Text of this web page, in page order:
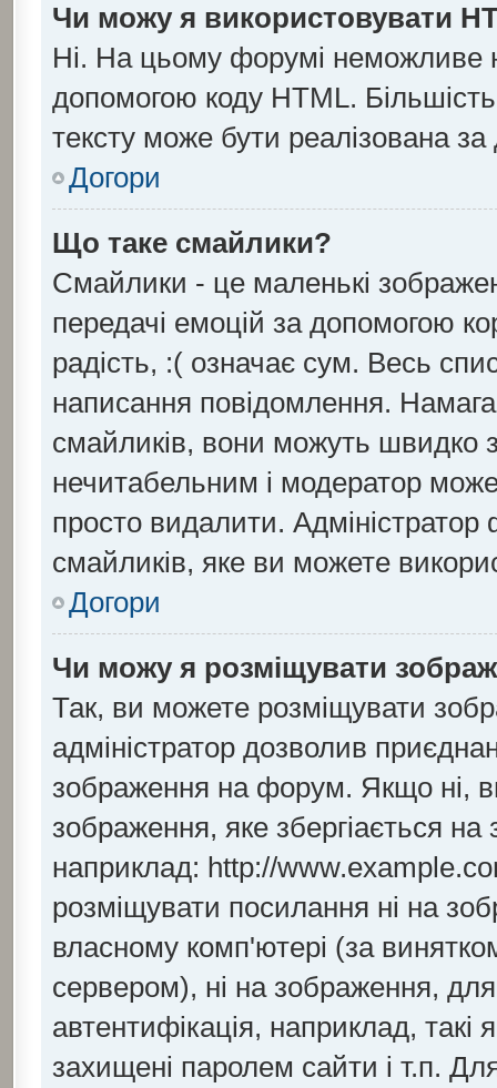
Чи можу я використовувати
Ні. На цьому форумі неможливе
допомогою коду HTML.
тексту може бути реалізована
Догори
Що таке смайлики?
Смайлики - це маленькі
передачі емоцій за допомогою
радість, :( означає сум. Весь
написання повідомлення.
смайликів, вони можуть швидко
нечитабельним і модератор
просто видалити.
смайликів, яке ви можете
Догори
Чи можу я розміщувати
Так, ви можете розміщувати
адміністратор дозволив
зображення на форум. Якщо ні,
зображення, яке збергіається
наприклад: http://
розміщувати посилання ні на
власному комп'ютері (за
сервером), ні на зображення,
автентифікація, наприклад,
захищені паролем сайти і т.п.